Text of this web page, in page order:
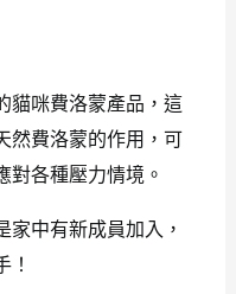
貓咪費洛蒙產品，這
然費洛蒙的作用，可
對各種壓力情境。
家中有新成員加入，
！